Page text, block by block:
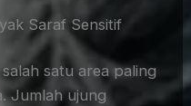
Saraf Sensitif
satu area paling
Jumlah ujung